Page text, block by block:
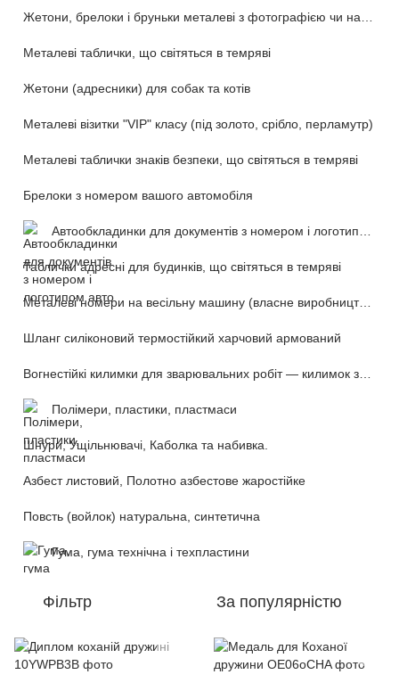
Металеві таблички, що світяться в темряві
Жетони (адресники) для собак та котів
Металеві візитки "VIP" класу (під золото, срібло, перламутр)
Металеві таблички знаків безпеки, що світяться в темряві
Брелоки з номером вашого автомобіля
Таблички адресні для будинків, що світяться в темряві
Металеві номери на весільну машину (власне виробництво)
Шланг силіконовий термостійкий харчовий армований
Полімери, пластики, пластмаси
Шнури, Ущільнювачі, Каболка та набивка.
Азбест листовий, Полотно азбестове жаростійке
Повсть (войлок) натуральна, синтетична
Гума, гума технічна і техпластини
Фільтр За популярністю